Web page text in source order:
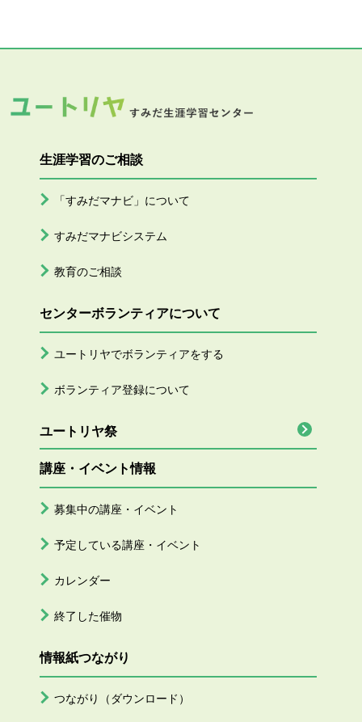
生涯学習のご相談
「すみだマナビ」について
すみだマナビシステム
教育のご相談
センターボランティアについて
ユートリヤでボランティアをする
ボランティア登録について
ユートリヤ祭
講座・イベント情報
募集中の講座・イベント
予定している講座・イベント
カレンダー
終了した催物
情報紙つながり
つながり（ダウンロード）